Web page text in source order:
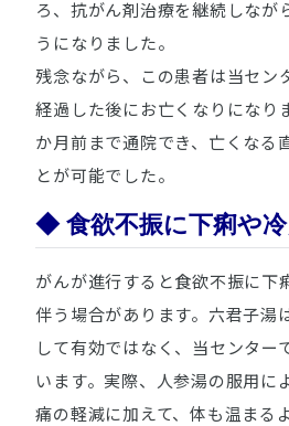
ろ、抗がん剤治療を継続しなが
うになりました。
残念ながら、この患者は当セン
経過した後にお亡くなりになり
か月前まで通院でき、亡くなる
とが可能でした。
◆ 食欲不振に下痢や
がんが進行すると食欲不振に下
伴う場合があります。六君子湯
して有効ではなく、当センター
います。実際、人参湯の服用に
痛の軽減に加えて、体も温まる